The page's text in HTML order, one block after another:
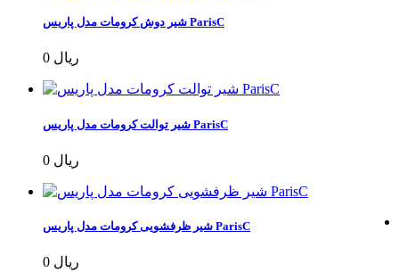
شیر دوش کرومات مدل پاریس ParisC
0 ریال
شیر توالت کرومات مدل پاریس ParisC
0 ریال
شیر ظرفشویی کرومات مدل پاریس ParisC
0 ریال